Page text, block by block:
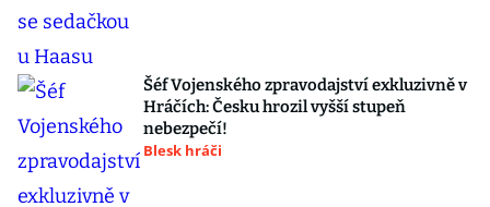
Šéf Vojenského zpravodajství exkluzivně v
Hráčích: Česku hrozil vyšší stupeň
nebezpečí!
Blesk hráči